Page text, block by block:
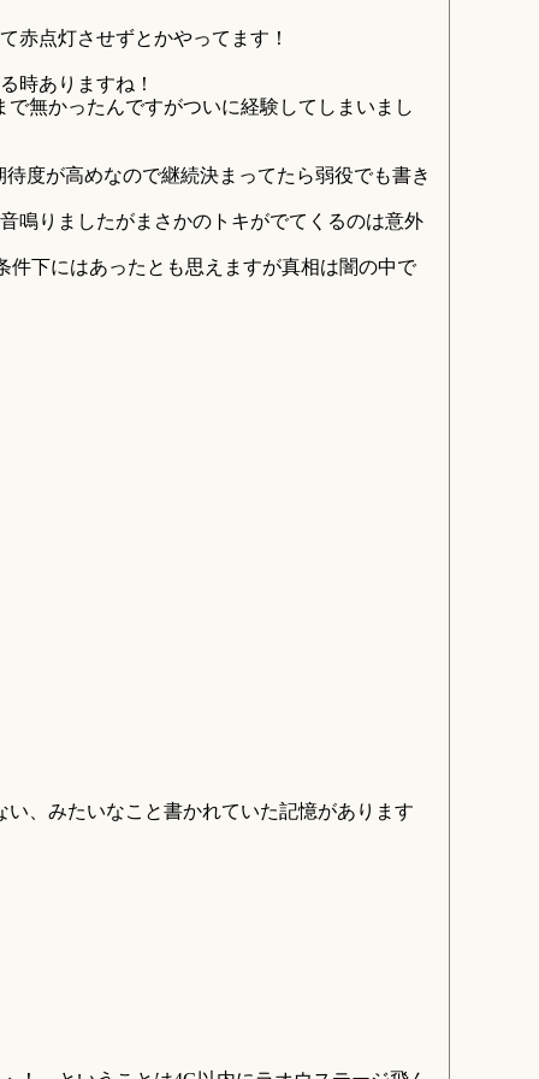
点灯させずとかやってます！
時ありますね！
無かったんですがついに経験してしまいまし
度が高めなので継続決まってたら弱役でも書き
鳴りましたがまさかのトキがでてくるのは意外
件下にはあったとも思えますが真相は闇の中で
、みたいなこと書かれていた記憶があります